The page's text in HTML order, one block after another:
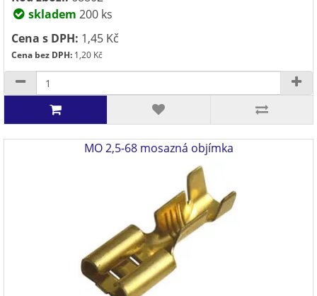
skladem 200 ks
Cena s DPH: 1,45 Kč
Cena bez DPH: 1,20 Kč
MO 2,5-68 mosazná objímka